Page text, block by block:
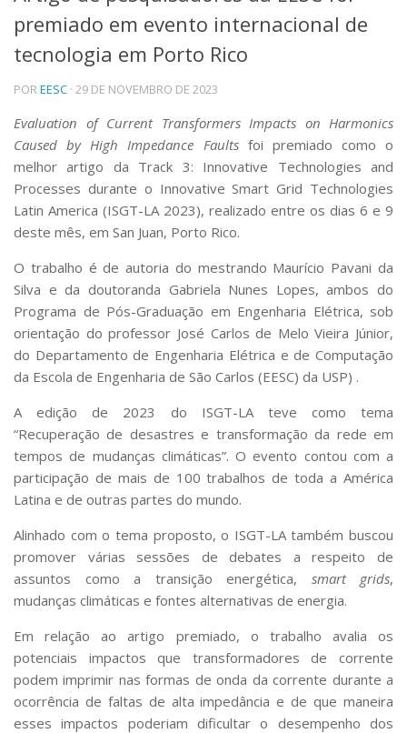
Telefones e Mapas
Pessoas
Ensino
Graduação
Educação a distância
Cursos de Extensão
Pesquisa e Inovação
Centros, Núcleos e Projetos em Rede
Pós-doutorado
Iniciação Científica
Transferência de Tecnologia
Empresas Juniores
Extensão à Comunidade
Projetos, Programas e Cursos
Artes, Cultura e Esportes
Museus e Espaços Interativos
Serviços
Bibliotecas
Apoio ao Estudante
Segurança, Trânsito e Prevenção
RH, Administrativo e Financeiro
Comunicação
Assessorias e Mídias
Aplicativos e Sites
Jornal da USP
Agenda de Eventos
Defesa de Teses
premiado em evento internacional de
tecnologia em Porto Rico
POREESC · 29 DE NOVEMBRO DE 2023
Evaluation of Current Transformers Impacts on Harmonics
Caused by High Impedance Faultsfoi premiado como o
melhor artigo da Track 3: Innovative Technologies and
Processes durante o Innovative Smart Grid Technologies
Latin America (ISGT-LA 2023), realizado entre os dias 6 e 9
deste mês, em San Juan, Porto Rico.
O trabalho é de autoria do mestrando Maurício Pavani da
Silva e da doutoranda Gabriela Nunes Lopes, ambos do
Programa de Pós-Graduação em Engenharia Elétrica, sob
orientação do professor José Carlos de Melo Vieira Júnior,
do Departamento de Engenharia Elétrica e de Computação
da Escola de Engenharia de São Carlos (EESC) da USP) .
A edição de 2023 do ISGT-LA teve como tema
“Recuperação de desastres e transformação da rede em
tempos de mudanças climáticas”. O evento contou com a
participação de mais de 100 trabalhos de toda a América
Latina e de outras partes do mundo.
Alinhado com o tema proposto, o ISGT-LA também buscou
promover várias sessões de debates a respeito de
assuntos como a transição energética, smart grids,
mudanças climáticas e fontes alternativas de energia.
Em relação ao artigo premiado, o trabalho avalia os
potenciais impactos que transformadores de corrente
podem imprimir nas formas de onda da corrente durante a
ocorrência de faltas de alta impedância e de que maneira
esses impactos poderiam dificultar o desempenho dos